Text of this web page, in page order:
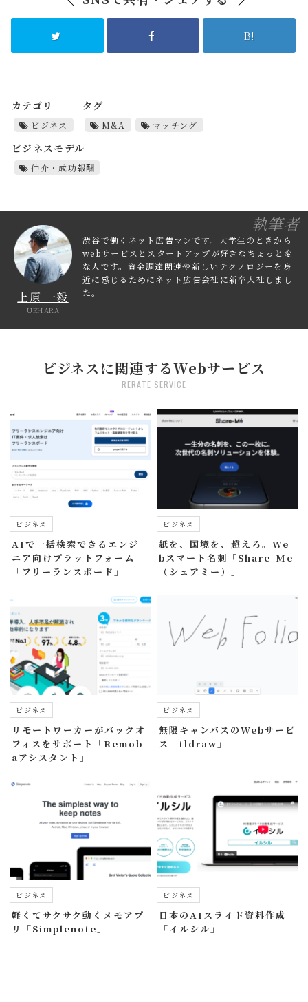
B!
カテゴリ
ビジネス
タグ
M&A マッチング
ビジネスモデル
仲介・成功報酬
上原 一毅
UEHARA
渋谷で働くネット広告マンです。大学生のときから
webサービスとスタートアップが好きなちょっと変
な人です。資金調達関連や新しいテクノロジーを身
近に感じるためにネット広告会社に新卒入社しまし
た。
執筆者
ビジネスに関連するWebサービス
RERATE SERVICE
ビジネス
AIで一括検索できるエンジ
ニア向けプラットフォーム
「フリーランスボード」
ビジネス
紙を、国境を、超えろ。We
bスマート名刺「Share-Me
（シェアミー）」
ビジネス
リモートワーカーがバックオ
フィスをサポート「Remob
aアシスタント」
ビジネス
無限キャンバスのWebサービ
ス「tldraw」
ビジネス
軽くてサクサク動くメモアプ
リ「Simplenote」
ビジネス
日本のAIスライド資料作成
「イルシル」